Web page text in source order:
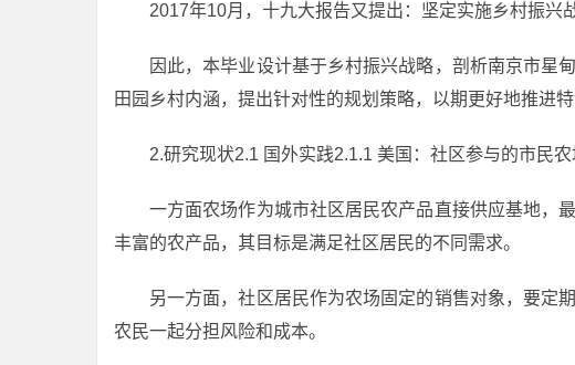
2017年10月，十九大报告又提出：坚定实施乡村振兴
因此，本毕业设计基于乡村振兴战略，剖析南京市星
田园乡村内涵，提出针对性的规划策略，以期更好地推进
2.研究现状2.1 国外实践2.1.1 美国：社区参与的市民
一方面农场作为城市社区居民农产品直接供应基地，
丰富的农产品，其目标是满足社区居民的不同需求。
另一方面，社区居民作为农场固定的销售对象，要定
农民一起分担风险和成本。